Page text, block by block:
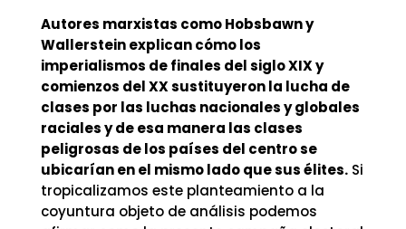
Autores marxistas como Hobsbawn y
Wallerstein explican cómo los
imperialismos de finales del siglo XIX y
comienzos del XX sustituyeron la lucha de
clases por las luchas nacionales y globales
raciales y de esa manera las clases
peligrosas de los países del centro se
ubicarían en el mismo lado que sus élites.Si
tropicalizamos este planteamiento a la
coyuntura objeto de análisis podemos